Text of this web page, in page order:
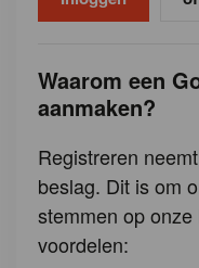
Waarom een
aanmaken?
Registreren
beslag. Dit is om
stemmen op
voordelen: